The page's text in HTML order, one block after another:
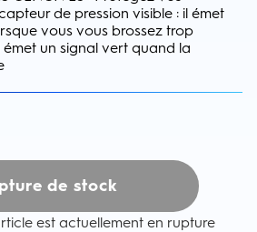
de pression visible : il émet
vous vous brossez trop
émet un signal vert quand la
de stock
est actuellement en rupture